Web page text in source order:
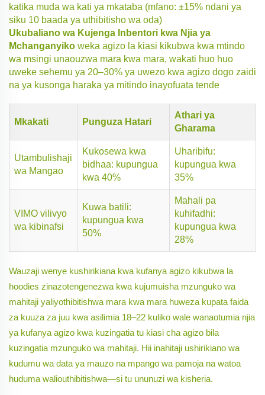
katika muda wa kati ya mkataba (mfano: ±15% ndani ya
siku 10 baada ya uthibitisho wa oda)
Ukubaliano wa Kujenga Inbentori kwa Njia ya
Mchanganyiko weka agizo la kiasi kikubwa kwa mtindo
wa msingi unaouzwa mara kwa mara, wakati huo huo
uweke sehemu ya 20–30% ya uwezo kwa agizo dogo zaidi
na ya kusonga haraka ya mitindo inayofuata tende
Mkakati Punguza Hatari
Athari ya
Gharama
Utambulishaji
wa Mangao
Kukosewa kwa
bidhaa: kupungua
kwa 40%
Uharibifu:
kupungua kwa
35%
VIMO vilivyo
wa kibinafsi
Kuwa batili:
kupungua kwa
50%
Mahali pa
kuhifadhi:
kupungua kwa
28%
Wauzaji wenye kushirikiana kwa kufanya agizo kikubwa la
hoodies zinazotengenezwa kwa kujumuisha mzunguko wa
mahitaji yaliyothibitishwa mara kwa mara huweza kupata faida
za kuuza za juu kwa asilimia 18–22 kuliko wale wanaotumia njia
ya kufanya agizo kwa kuzingatia tu kiasi cha agizo bila
kuzingatia mzunguko wa mahitaji. Hii inahitaji ushirikiano wa
kudumu wa data ya mauzo na mpango wa pamoja na watoa
huduma waliouthibitishwa—si tu ununuzi wa kisheria.